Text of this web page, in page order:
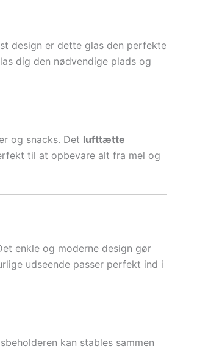
design er dette glas den perfekte
dig den nødvendige plads og
og snacks. Det lufttætte
til at opbevare alt fra mel og
enkle og moderne design gør
udseende passer perfekt ind i
kan stables sammen